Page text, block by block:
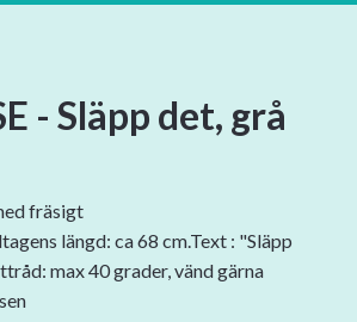
- Släpp det, grå
fräsigt
längd: ca 68 cm.Text : "Släpp
max 40 grader, vänd gärna